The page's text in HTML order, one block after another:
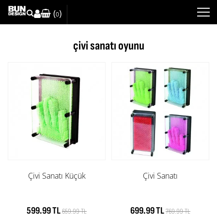
(0)
çivi sanatı oyunu
Çivi Sanatı Küçük
599.99 TL659.99 TL
Çivi Sanatı
699.99 TL769.99 TL